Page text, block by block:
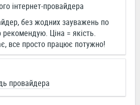
інтернет-провайдера
без жодних зауважень по
Ціна = якість.
все просто працює потужно!
провайдера